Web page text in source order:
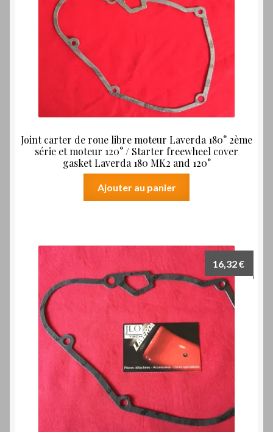
Joint carter de roue libre moteur Laverda 180° 2ème
série et moteur 120° / Starter freewheel cover
gasket Laverda 180 MK2 and 120°
Ajouter au panier
16,32€